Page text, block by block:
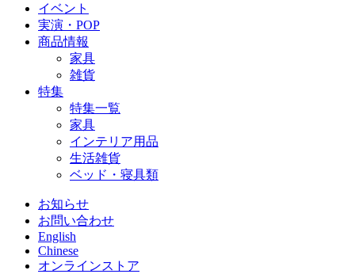
イベント
実演・POP
商品情報
家具
雑貨
特集
特集一覧
家具
インテリア用品
生活雑貨
ベッド・寝具類
お知らせ
お問い合わせ
English
Chinese
オンラインストア